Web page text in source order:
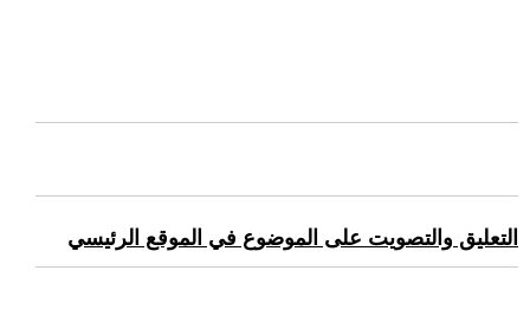
التعليق والتصويت على الموضوع في الموقع الرئيسي